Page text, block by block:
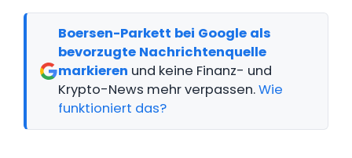
Boersen-Parkett bei Google als
bevorzugte Nachrichtenquelle
markieren und keine Finanz- und
Krypto-News mehr verpassen.Wie
funktioniert das?